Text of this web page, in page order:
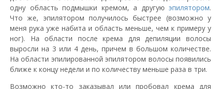
одну область подмышки кремом, а другую эпилятором.
Что же, эпилятором получилось быстрее (возможно у
меня рука уже набита и область меньше, чем к примеру у
ног). На области после крема для депиляции волосы
выросли на 3 или 4 день, причем в большом количестве.
На области эпилированной эпилятором волосы появились
ближе к концу недели и по количеству меньше раза в три.
Возможно кто-то заказывал или пробовал крема для